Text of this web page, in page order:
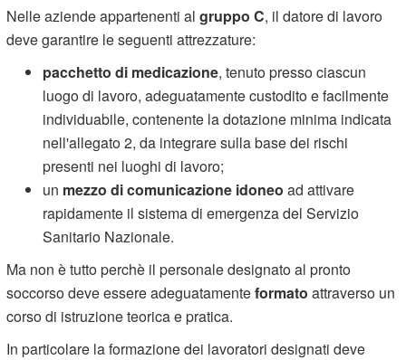
Nelle aziende appartenenti algruppo C, il datore di lavoro
deve garantire le seguenti attrezzature:
pacchetto di medicazione, tenuto presso ciascun
luogo di lavoro, adeguatamente custodito e facilmente
individuabile, contenente la dotazione minima indicata
nell'allegato 2, da integrare sulla base dei rischi
presenti nei luoghi di lavoro;
un mezzo di comunicazione idoneo ad attivare
rapidamente il sistema di emergenza del Servizio
Sanitario Nazionale.
Ma non è tutto perchè il personale designato al pronto
soccorso deve essere adeguatamenteformatoattraverso un
corso di istruzione teorica e pratica.
In particolare la formazione dei lavoratori designati deve